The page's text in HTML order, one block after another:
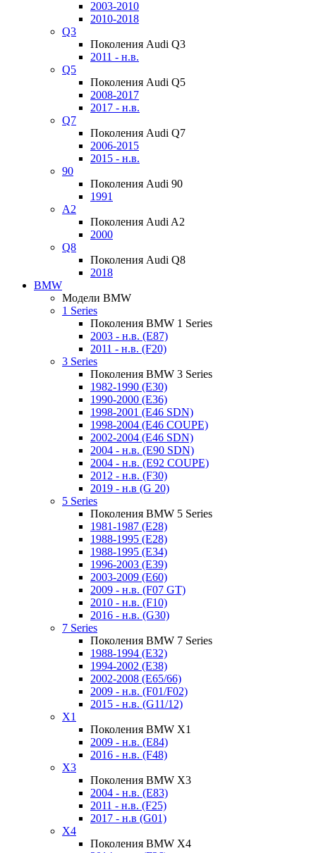
2003-2010
2010-2018
Q3
Поколения Audi Q3
2011 - н.в.
Q5
Поколения Audi Q5
2008-2017
2017 - н.в.
Q7
Поколения Audi Q7
2006-2015
2015 - н.в.
90
Поколения Audi 90
1991
A2
Поколения Audi A2
2000
Q8
Поколения Audi Q8
2018
BMW
Модели BMW
1 Series
Поколения BMW 1 Series
2003 - н.в. (E87)
2011 - н.в. (F20)
3 Series
Поколения BMW 3 Series
1982-1990 (E30)
1990-2000 (E36)
1998-2001 (E46 SDN)
1998-2004 (E46 COUPE)
2002-2004 (E46 SDN)
2004 - н.в. (E90 SDN)
2004 - н.в. (E92 COUPE)
2012 - н.в. (F30)
2019 - н.в (G 20)
5 Series
Поколения BMW 5 Series
1981-1987 (E28)
1988-1995 (E28)
1988-1995 (E34)
1996-2003 (E39)
2003-2009 (E60)
2009 - н.в. (F07 GT)
2010 - н.в. (F10)
2016 - н.в. (G30)
7 Series
Поколения BMW 7 Series
1988-1994 (E32)
1994-2002 (E38)
2002-2008 (E65/66)
2009 - н.в. (F01/F02)
2015 - н.в. (G11/12)
X1
Поколения BMW X1
2009 - н.в. (E84)
2016 - н.в. (F48)
X3
Поколения BMW X3
2004 - н.в. (E83)
2011 - н.в. (F25)
2017 - н.в (G01)
X4
Поколения BMW X4